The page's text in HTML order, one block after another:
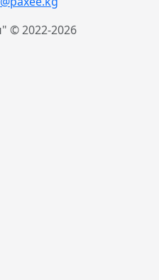
" © 2022-2026